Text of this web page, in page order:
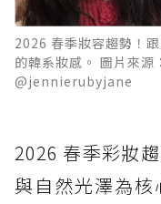
2026 春季妝容趨勢！
的韓系妝感。 圖片來
@jennierubyjane
2026 春季彩妝
與自然光澤為